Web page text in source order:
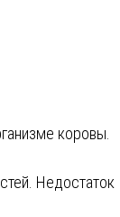
коровы.
Недостаток